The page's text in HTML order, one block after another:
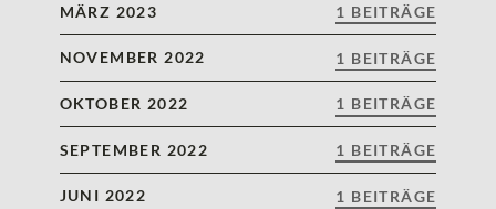
MÄRZ 2023 1 BEITRÄGE
NOVEMBER 2022 1 BEITRÄGE
OKTOBER 2022 1 BEITRÄGE
SEPTEMBER 2022 1 BEITRÄGE
JUNI 2022 1 BEITRÄGE